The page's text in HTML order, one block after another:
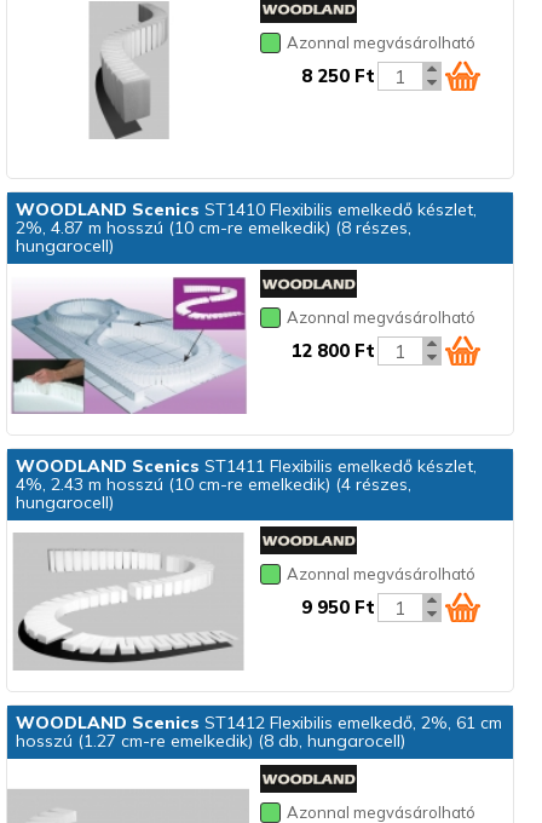
Azonnal megvásárolható
8 250 Ft
WOODLAND Scenics ST1410 Flexibilis emelkedő készlet,
2%, 4.87 m hosszú (10 cm-re emelkedik) (8 részes,
hungarocell)
Azonnal megvásárolható
12 800 Ft
WOODLAND Scenics ST1411 Flexibilis emelkedő készlet,
4%, 2.43 m hosszú (10 cm-re emelkedik) (4 részes,
hungarocell)
Azonnal megvásárolható
9 950 Ft
WOODLAND Scenics ST1412 Flexibilis emelkedő, 2%, 61 cm
hosszú (1.27 cm-re emelkedik) (8 db, hungarocell)
Azonnal megvásárolható